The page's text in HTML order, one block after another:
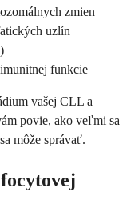
zmien
uzlín
funkcie
vašej CLL a
povie, ako veľmi sa
môže správať.